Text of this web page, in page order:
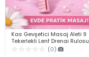
Kas Gevşetici Masaj Aleti 9
Tekerlekli Lenf Drenaj Rulosu
Bacak Kol Gevşetici El Tipi
(0)